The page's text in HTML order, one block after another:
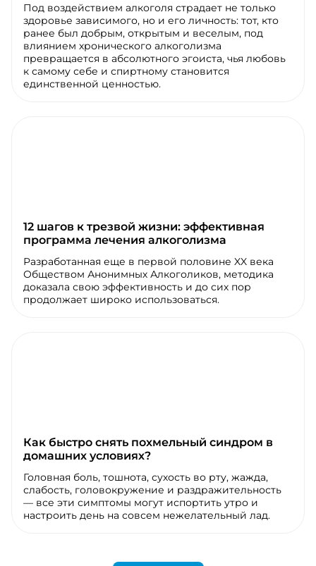
Под воздействием алкоголя страдает не только
здоровье зависимого, но и его личность: тот, кто
ранее был добрым, открытым и веселым, под
влиянием хронического алкоголизма
превращается в абсолютного эгоиста, чья любовь
к самому себе и спиртному становится
единственной ценностью.
12 шагов к трезвой жизни: эффективная
программа лечения алкоголизма
Разработанная еще в первой половине XX века
Обществом Анонимных Алкоголиков, методика
доказала свою эффективность и до сих пор
продолжает широко использоваться.
Как быстро снять похмельный синдром в
домашних условиях?
Головная боль, тошнота, сухость во рту, жажда,
слабость, головокружение и раздражительность
— все эти симптомы могут испортить утро и
настроить день на совсем нежелательный лад.